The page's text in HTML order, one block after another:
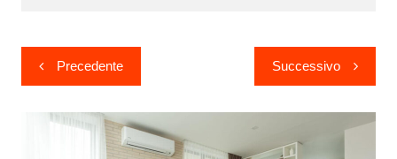
Navigazione
articoli
Precedente Successivo